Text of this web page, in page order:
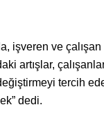
işveren ve
artışlar,
tercih
dedi.